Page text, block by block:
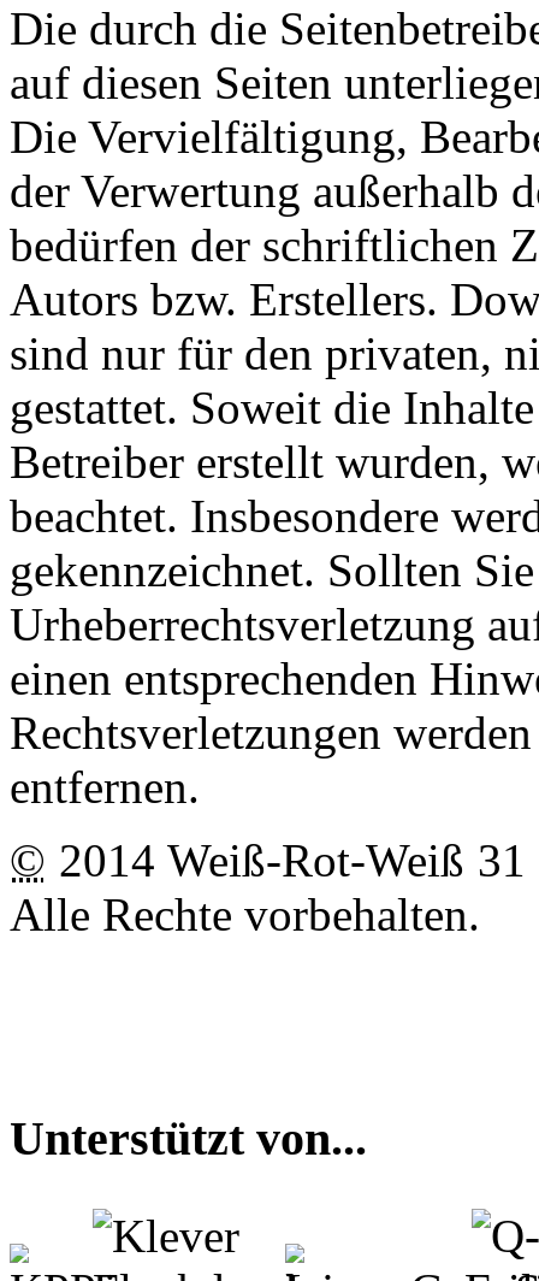
Die durch die
auf diesen Seiten
Die Vervielfältigung,
der Verwertung außerhalb
bedürfen der schriftlichen
Autors bzw. Erstellers.
sind nur für den privaten,
gestattet. Soweit die
Betreiber erstellt wurden,
beachtet. Insbesondere
gekennzeichnet. Sollten
Urheberrechtsverletzung
einen entsprechenden
Rechtsverletzungen
entfernen.
© 2014 Weiß-Rot-Weiß
Alle Rechte vorbehalten.
Unterstützt von...